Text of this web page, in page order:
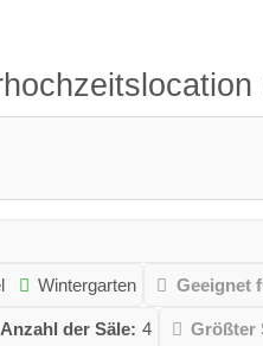
Wintergarten Geeignet
Anzahl der Säle: 4 Größter